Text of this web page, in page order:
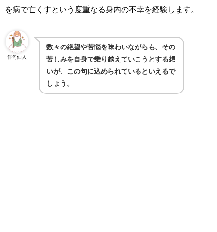
を病で亡くすという度重なる身内の不幸を経験します。
俳句仙人
数々の絶望や苦悩を味わいながらも、その
苦しみを自身で乗り越えていこうとする想
いが、この句に込められているといえるで
しょう。